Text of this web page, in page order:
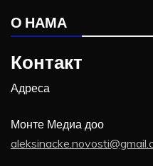
О НАМА
Контакт
Адреса
Монте Медиа доо